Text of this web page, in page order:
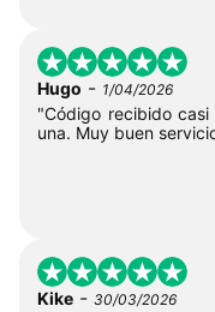
Hugo - 1/04/2026
"Código recibido
una. Muy buen
Kike - 30/03/2026